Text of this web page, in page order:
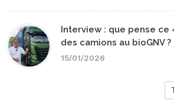
Interview : que pense ce
des camions au bioGNV ?
15/01/2026